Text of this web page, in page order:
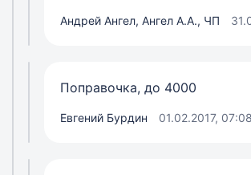
Андрей Ангел, Ангел А.А., ЧП
Поправочка, до 4000
Евгений Бурдин 01.02.2017, 07:08